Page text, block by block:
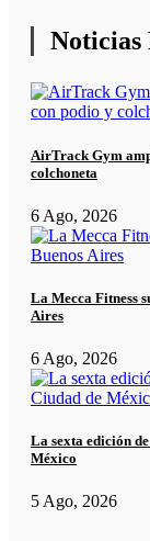
Noticias
AirTrack Gym
colchoneta
6 Ago, 2026
La Mecca Fitness
Aires
6 Ago, 2026
La sexta edición
México
5 Ago, 2026